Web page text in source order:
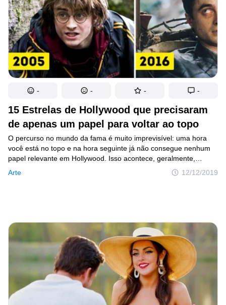
15 Estrelas de Hollywood que precisaram
de apenas um papel para voltar ao topo
Arte 12/12/2019
O percurso no mundo da fama é muito imprevisível: uma hora
você está no topo e na hora seguinte já não consegue nenhum
papel relevante em Hollywood. Isso acontece, geralmente,
depois de escândalos, papéis malsucedidos, ou o público ficar
entediado depois muitos trabalhos seguidos do mesmo ator
certo e bem desempenhado é capaz de trazer as estrelas
de volta ao topo rapidamente.
- - - -